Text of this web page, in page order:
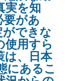
実を知
要があ
ができな
使用すら
は、日本
にあるこ